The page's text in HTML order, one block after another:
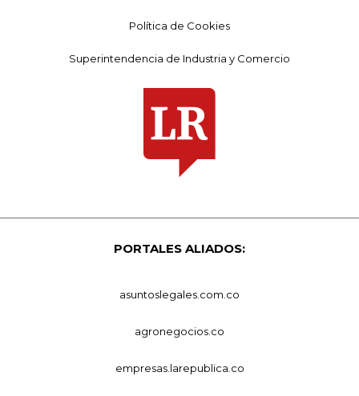
Política de Cookies
Superintendencia de Industria y Comercio
PORTALES ALIADOS:
asuntoslegales.com.co
agronegocios.co
empresas.larepublica.co